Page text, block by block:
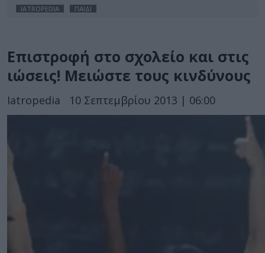
IATROPEDIA ΠΑΙΔΙ
Επιστροφή στο σχολείο και στις
ιώσεις! Μειώστε τους κινδύνους
Iatropedia 10 Σεπτεμβρίου 2013 | 06:00